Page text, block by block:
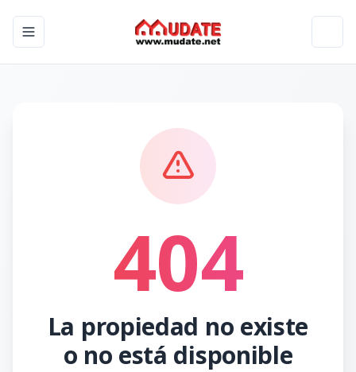
Toggle navigation menu
404
La propiedad no existe
o no está disponible